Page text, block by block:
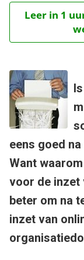
Leer in 1
eens goed
Want
voor de inzet
beter om na
inzet van